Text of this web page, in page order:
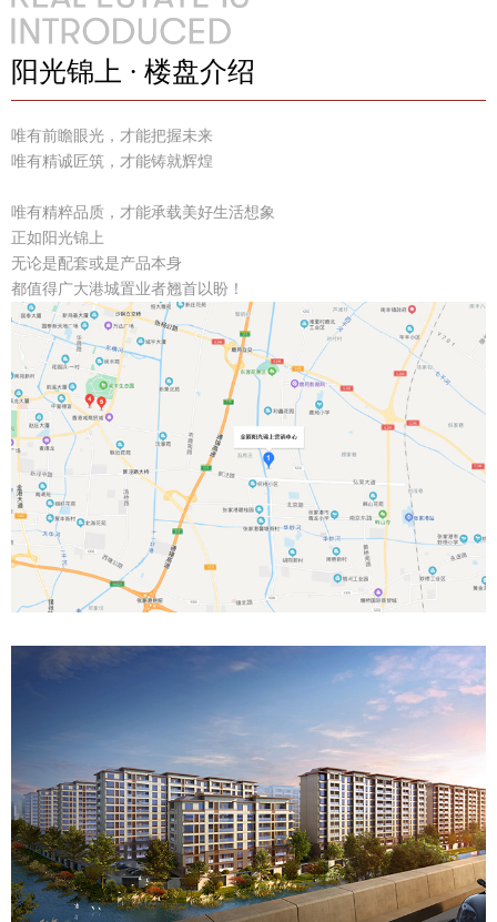
阳光锦上 · 楼盘介绍
唯有前瞻眼光，才能把握未来
唯有精诚匠筑，才能铸就辉煌
唯有精粹品质，才能承载美好生活想象
正如阳光锦上
无论是配套或是产品本身
都值得广大港城置业者翘首以盼！